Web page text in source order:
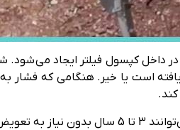
داخل کپسول فیلتر ایجاد
کند.
کار کنند.